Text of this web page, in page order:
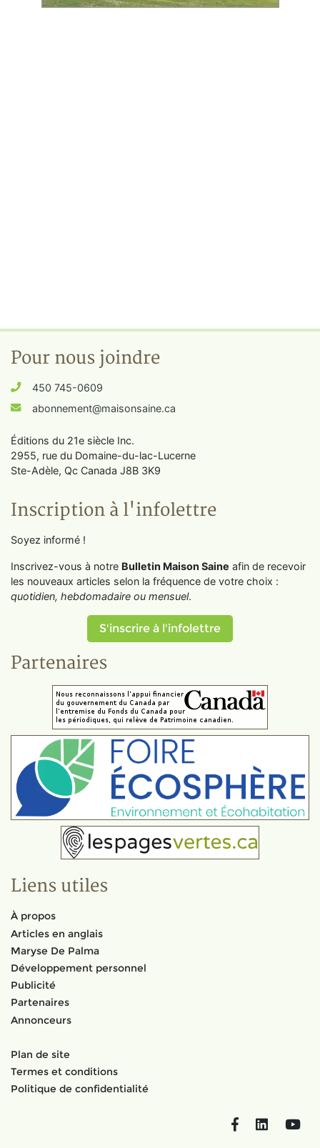
Pour nous joindre
450 745-0609
abonnement@maisonsaine.ca
Éditions du 21e siècle Inc.
2955, rue du Domaine-du-lac-Lucerne
Ste-Adèle, Qc Canada J8B 3K9
Inscription à l'infolettre
Soyez informé !
Inscrivez-vous à notre Bulletin Maison Saine afin de recevoir
les nouveaux articles selon la fréquence de votre choix :
quotidien, hebdomadaire ou mensuel.
S'inscrire à l'infolettre
Partenaires
Liens utiles
À propos
Articles en anglais
Maryse De Palma
Développement personnel
Publicité
Partenaires
Annonceurs
Plan de site
Termes et conditions
Politique de confidentialité
FacebookLinkedIn